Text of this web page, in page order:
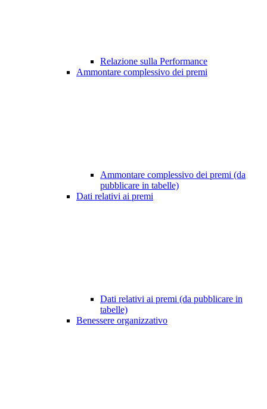
Relazione sulla Performance
Ammontare complessivo dei premi
Ammontare complessivo dei premi (da
pubblicare in tabelle)
Dati relativi ai premi
Dati relativi ai premi (da pubblicare in
tabelle)
Benessere organizzativo